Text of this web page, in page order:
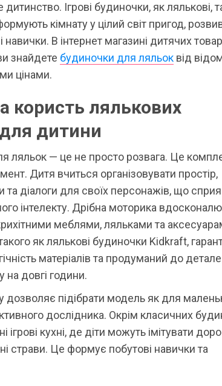
Ігрові будиночки, як лялькові,
кімнату у цілий світ пригод,
навички. В інтернет магазині дитячих
знайдете будиночки для ляльок від
цінами.
користь лялькових
дитини
ляльок — це не просто розвага. Це
Дитя вчиться організовувати простір,
діалоги для своїх персонажів, що
інтелекту. Дрібна моторика
меблями, ляльками та
як лялькові будиночки Kidkraft,
матеріалів та продуманий до
на довгі години.
дозволяє підібрати модель як для
дослідника. Окрім класичних
ігрові кухні, де діти можуть імітувати
страви. Це формує побутові навички та